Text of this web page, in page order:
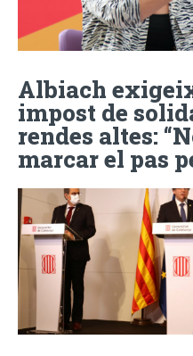
Albiach
impost de
rendes altes:
marcar el pas